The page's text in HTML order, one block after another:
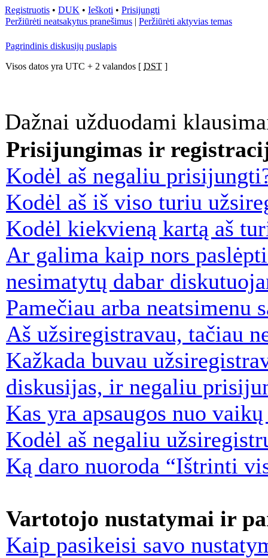
Registruotis • DUK • Ieškoti • Prisijungti
Peržiūrėti neatsakytus pranešimus | Peržiūrėti aktyvias temas
Pagrindinis diskusijų puslapis
Visos datos yra UTC + 2 valandos [ DST ]
Dažnai užduodami
Prisijungimas ir
Kodėl aš negaliu
Kodėl aš iš viso turiu
Kodėl kiekvieną kartą aš
Ar galima kaip nors
nesimatytų dabar
Pamečiau arba neatsimenu
Aš užsiregistravau, tačiau
Kažkada buvau
diskusijas, ir negaliu
Kas yra apsaugos nuo
Kodėl aš negaliu
Ką daro nuoroda “Ištrinti
Vartotojo nustatymai ir
Kaip pasikeisi savo